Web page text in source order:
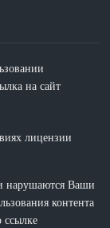
на сайт
лицензии
нарушаются Ваши
контента